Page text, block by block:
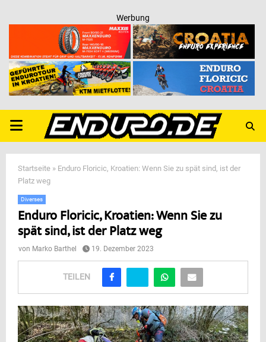
Werbung
PRIMARY
MENU
Startseite » Enduro Floricic, Kroatien: Wenn Sie zu spät sind, ist der
Platz weg
Diverses
Enduro Floricic, Kroatien: Wenn Sie zu
spät sind, ist der Platz weg
von Marko Barthel 19. Dezember 2023
TEILEN